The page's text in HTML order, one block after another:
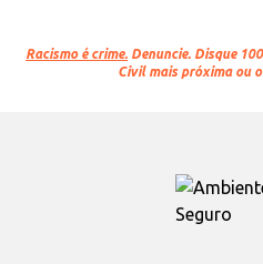
Racismo é crime. Denuncie. Disque
Civil mais próxima ou